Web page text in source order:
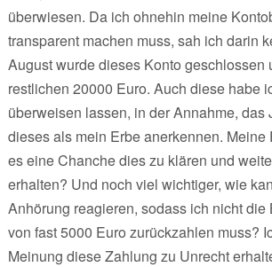
überwiesen. Da ich ohnehin meine
transparent machen muss, sah ich darin
August wurde dieses Konto geschlossen
restlichen 20000 Euro. Auch diese habe
überweisen lassen, in der Annahme, das
dieses als mein Erbe anerkennen. Meine
es eine Chanche dies zu klären und
erhalten? Und noch viel wichtiger, wie
Anhörung reagieren, sodass ich nicht die
von fast 5000 Euro zurückzahlen muss?
Meinung diese Zahlung zu Unrecht